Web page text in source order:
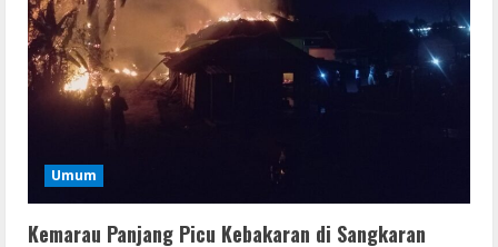
Umum
Kemarau Panjang Picu Kebakaran di Sangkaran